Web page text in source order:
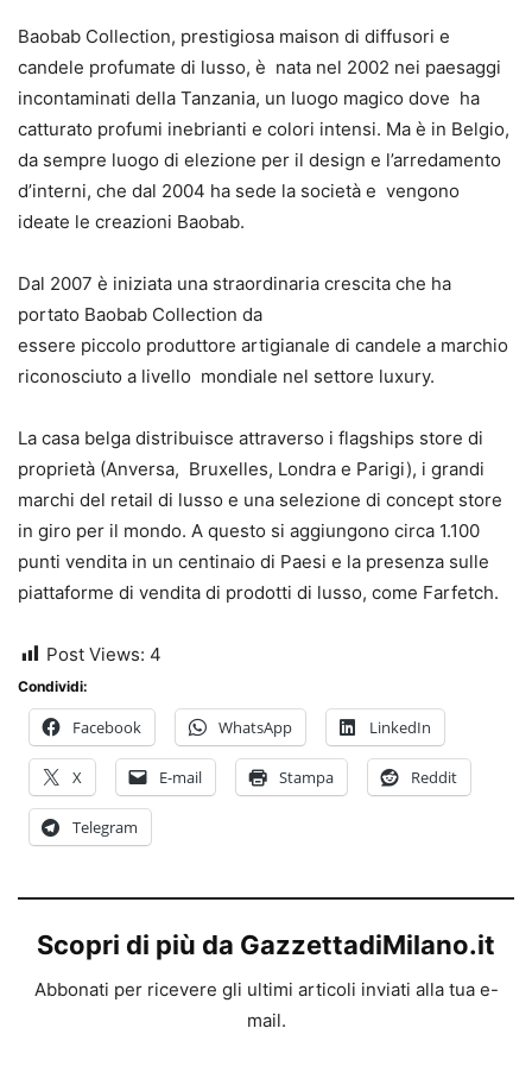
Baobab Collection, prestigiosa maison di diffusori e
candele profumate di lusso, è nata nel 2002 nei paesaggi
incontaminati della Tanzania, un luogo magico dove ha
catturato profumi inebrianti e colori intensi. Ma è in Belgio,
da sempre luogo di elezione per il design e l’arredamento
d’interni, che dal 2004 ha sede la società e vengono
ideate le creazioni Baobab.
Dal 2007 è iniziata una straordinaria crescita che ha
portato Baobab Collection da
essere piccolo produttore artigianale di candele a marchio
riconosciuto a livello mondiale nel settore luxury.
La casa belga distribuisce attraverso i flagships store di
proprietà (Anversa, Bruxelles, Londra e Parigi), i grandi
marchi del retail di lusso e una selezione di concept store
in giro per il mondo. A questo si aggiungono circa 1.100
punti vendita in un centinaio di Paesi e la presenza sulle
piattaforme di vendita di prodotti di lusso, come Farfetch.
Post Views: 4
Condividi:
Facebook WhatsApp LinkedIn
X E-mail Stampa Reddit
Telegram
Scopri di più da GazzettadiMilano.it
Abbonati per ricevere gli ultimi articoli inviati alla tua e-
mail.